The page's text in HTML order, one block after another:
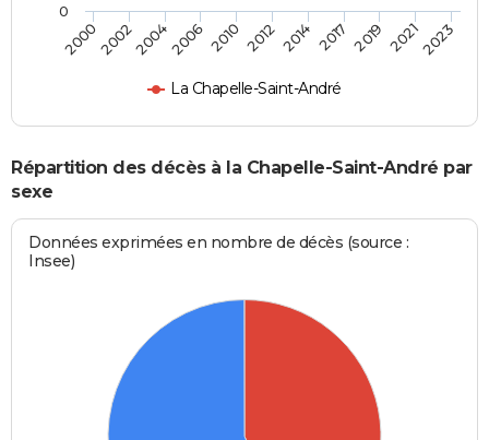
La Chapelle-Saint-André
2000200220042006 2010 2012 2014 2017 2019 20212023
0
Répartition des décès à la Chapelle-Saint-André par
sexe
Données exprimées en nombre de décès (source :
Insee)